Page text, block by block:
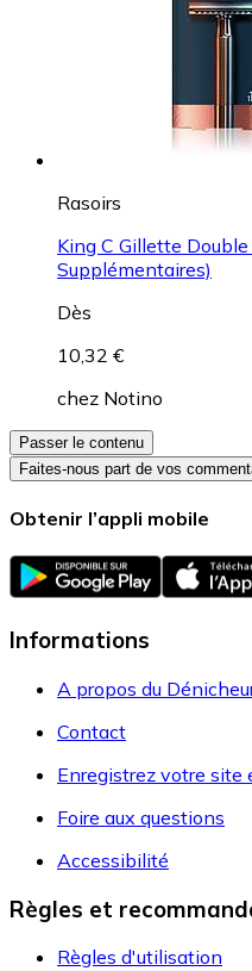
Rasoirs
King C Gillette
Supplémentaires)
Dès
10,32 €
chez Notino
Passer le contenu
Faites-nous part de vos
Obtenir l’appli mobile
Informations
A propos du
Contact
Enregistrez votre site
Foire aux questions
Accessibilité
Règles et
Règles d'utilisation